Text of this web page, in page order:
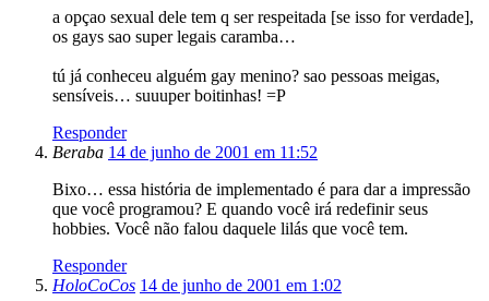
a opçao sexual dele tem q ser respeitada [se isso for verdade],
os gays sao super legais caramba…
tú já conheceu alguém gay menino? sao pessoas meigas,
sensíveis… suuuper boitinhas! =P
Responder
Beraba 14 de junho de 2001 em 11:52
Bixo… essa história de implementado é para dar a impressão
que você programou? E quando você irá redefinir seus
hobbies. Você não falou daquele lilás que você tem.
Responder
HoloCoCos 14 de junho de 2001 em 1:02